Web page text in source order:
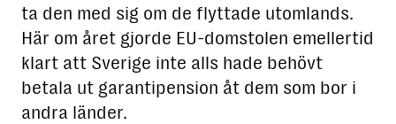
ta den med sig om de flyttade utomlands.
Här om året gjorde EU-domstolen emellertid
klart att Sverige inte alls hade behövt
betala ut garantipension åt dem som bor i
andra länder.